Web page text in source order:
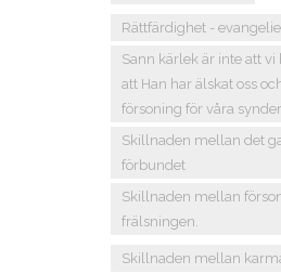
Rättfärdighet -
Sann kärlek är inte att vi
att Han har älskat oss
försoning för våra synder
Skillnaden mellan det
förbundet
Skillnaden mellan
frälsningen.
Skillnaden mellan